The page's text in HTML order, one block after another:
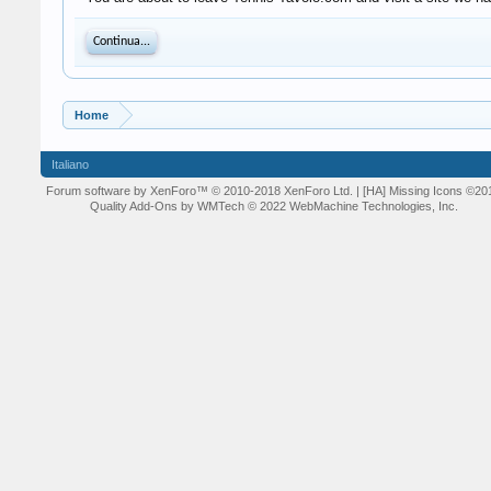
Continua...
Home
Italiano
Forum software by XenForo™ © 2010-2018 XenForo Ltd. | [HA] Missing Icons
Quality Add-Ons by WMTech © 2022 WebMachine Technologies, Inc.